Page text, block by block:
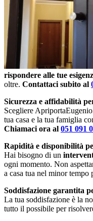
rispondere alle tue
oltre. Contattaci subito al
Sicurezza e affidabilità
Scegliere
tua casa e la tua famiglia
Chiamaci ora al 051 091
Rapidità e disponibilità
Hai bisogno di un
ogni momento. Non
a casa tua nel minor tempo
Soddisfazione garantita
La tua soddisfazione è la
tutto il possibile per